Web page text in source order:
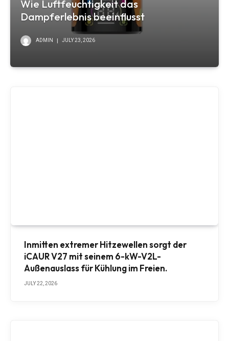
Wie Luftfeuchtigkeit das
Dampferlebnis beeinflusst
ADMIN JULY 23, 2026
Inmitten extremer Hitzewellen sorgt der
iCAUR V27 mit seinem 6-kW-V2L-
Außenauslass für Kühlung im Freien.
JULY 22, 2026